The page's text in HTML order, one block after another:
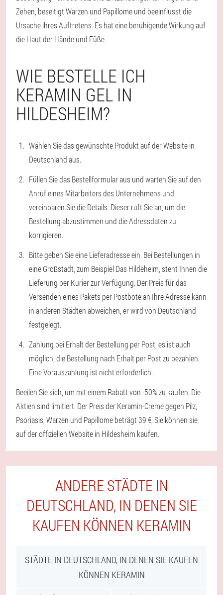
Zehen, beseitigt Warzen und Papillome und beeinflusst die
Ursache ihres Auftretens. Es hat eine beruhigende Wirkung auf
die Haut der Hände und Füße.
WIE BESTELLE ICH
KERAMIN GEL IN
HILDESHEIM?
Wählen Sie das gewünschte Produkt auf der Website in
Deutschland aus.
Füllen Sie das Bestellformular aus und warten Sie auf den
Anruf eines Mitarbeiters des Unternehmens und
vereinbaren Sie die Details. Dieser ruft Sie an, um die
Bestellung abzustimmen und die Adressdaten zu
korrigieren.
Bitte geben Sie eine Lieferadresse ein. Bei Bestellungen in
eine Großstadt, zum Beispiel Das Hildeheim, steht Ihnen die
Lieferung per Kurier zur Verfügung. Der Preis für das
Versenden eines Pakets per Postbote an Ihre Adresse kann
in anderen Städten abweichen, er wird von Deutschland
festgelegt.
Zahlung bei Erhalt der Bestellung per Post, es ist auch
möglich, die Bestellung nach Erhalt per Post zu bezahlen.
Eine Vorauszahlung ist nicht erforderlich.
Beeilen Sie sich, um mit einem Rabatt von -50% zu kaufen. Die
Aktien sind limitiert. Der Preis der Keramin-Creme gegen Pilz,
Psoriasis, Warzen und Papillome beträgt 39 €, Sie können sie
auf der offiziellen Website in Hildesheim kaufen.
ANDERE STÄDTE IN
DEUTSCHLAND, IN DENEN SIE
KAUFEN KÖNNEN KERAMIN
STÄDTE IN DEUTSCHLAND, IN DENEN SIE KAUFEN
KÖNNEN KERAMIN